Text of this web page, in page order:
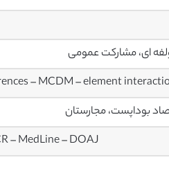
– MCDM – element
بوداپست، مجارستان
– MedLine – DOAJ